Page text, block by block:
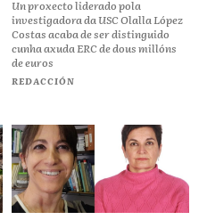
Un proxecto liderado pola
investigadora da USC Olalla López
Costas acaba de ser distinguido
cunha axuda ERC de dous millóns
de euros
REDACCIÓN